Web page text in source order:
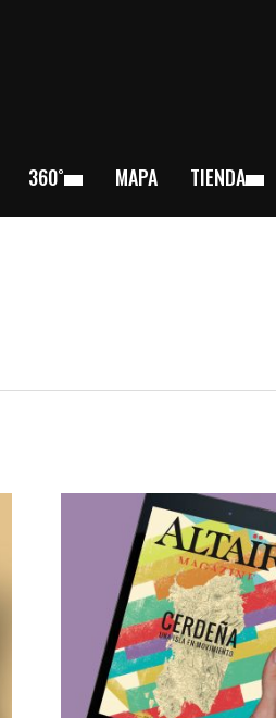
360˚ MAPA TIENDA